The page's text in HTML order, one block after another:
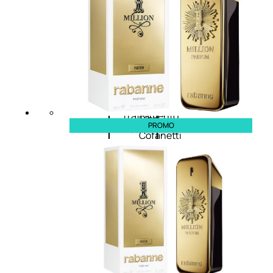
viso giorno
Trattamento
viso notte
Trattamento
viso 24 ore
Trattamento
viso antietà
Trattamento
viso
idratante
Trattamento
collo e
décolleté
Trattamento
viso BB e CC
occhi
Trattamento
labbra
Detergenti
trattanti
Scrub
Maschere
Sieri
Cofanetti
trattamento
viso
PROMO